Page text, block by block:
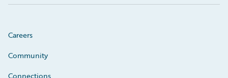
Careers
Community
Connections